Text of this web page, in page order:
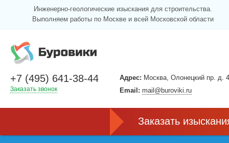
Инженерно-геологические изыскания для строительства.
Выполняем работы по Москве и всей Московской области
Адрес: Москва, Олонецкий пр. д.
Email: mail@buroviki.ru
+7 (495) 641-38-44
Заказать звонок
Заказать